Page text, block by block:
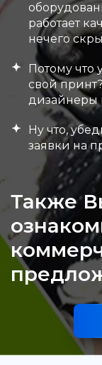
работает
нечего
Потому что
свой
дизайнеры
Ну что,
заявки на
Также